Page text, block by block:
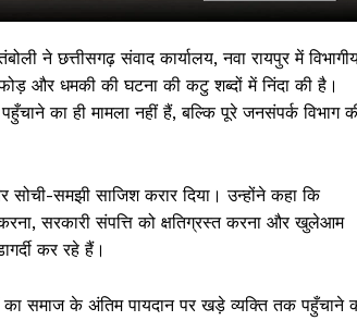
ने छत्तीसगढ़ संवाद कार्यालय, नवा रायपुर में
और धमकी की घटना की कटु शब्दों में निंदा की है।
का ही मामला नहीं हैं, बल्कि पूरे जनसंपर्क विभाग
सोची-समझी साजिश करार दिया। उन्होंने कहा कि
सरकारी संपत्ति को क्षतिग्रस्त करना और खुलेआम
कर रहे हैं।
का समाज के अंतिम पायदान पर खड़े व्यक्ति तक पहुँचाने